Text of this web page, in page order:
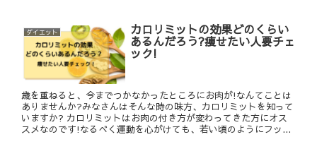
ダイエット カロリミットの効果どのくらい
あるんだろう?痩せたい人要チェ
ック!
歳を重ねると、今までつかなかったところにお肉が!なんてことは
ありませんか?みなさんはそんな時の味方、カロリミットを知って
いますか? カロリミットはお肉の付き方が変わってきた方にオス
スメなのです!なるべく運動を心がけても、若い頃のようにフッ...